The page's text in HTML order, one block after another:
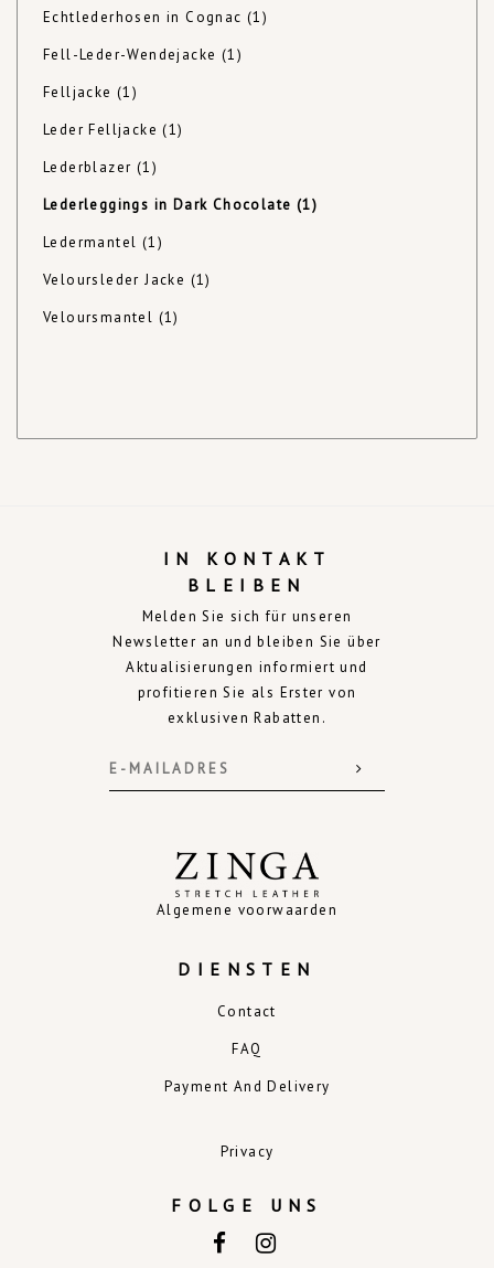
Echtlederhosen in Cognac (1)
Fell-Leder-Wendejacke (1)
Felljacke (1)
Leder Felljacke(1)
Lederblazer (1)
Lederleggings in Dark Chocolate (1)
Ledermantel (1)
Veloursleder Jacke (1)
Veloursmantel (1)
Algemene voorwaarden
DIENSTEN
Contact
FAQ
Payment And Delivery
Privacy
FOLGE UNS
IN KONTAKT
BLEIBEN
Melden Sie sich für unseren
Newsletter an und bleiben Sie über
Aktualisierungen informiert und
profitieren Sie als Erster von
exklusiven Rabatten.